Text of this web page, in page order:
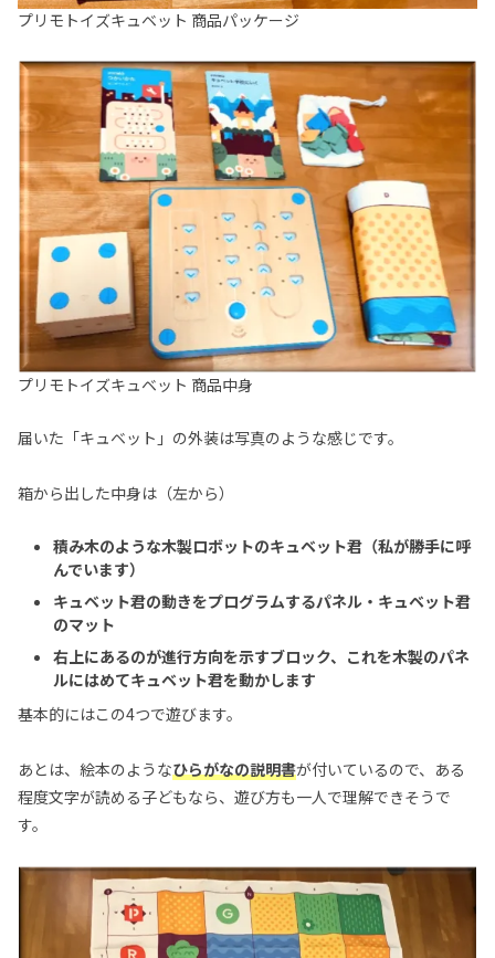
プリモトイズキュベット 商品パッケージ
プリモトイズキュベット 商品中身
届いた「キュベット」の外装は写真のような感じです。
箱から出した中身は（左から）
積み木のような木製ロボットのキュベット君（私が勝手に呼
んでいます）
キュベット君の動きをプログラムするパネル・キュベット君
のマット
右上にあるのが進行方向を示すブロック、これを木製のパネ
ルにはめてキュベット君を動かします
基本的にはこの4つで遊びます。
あとは、絵本のようなひらがなの説明書が付いているので、ある
程度文字が読める子どもなら、遊び方も一人で理解できそうで
す。